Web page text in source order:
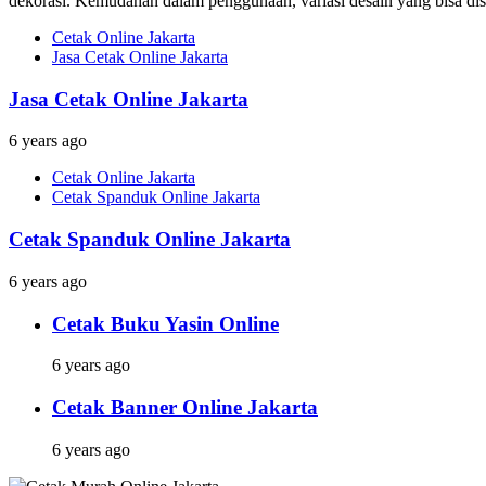
Cetak Online Jakarta
Jasa Cetak Online Jakarta
Jasa Cetak Online Jakarta
6 years ago
Cetak Online Jakarta
Cetak Spanduk Online Jakarta
Cetak Spanduk Online Jakarta
6 years ago
Cetak Buku Yasin Online
6 years ago
Cetak Banner Online Jakarta
6 years ago